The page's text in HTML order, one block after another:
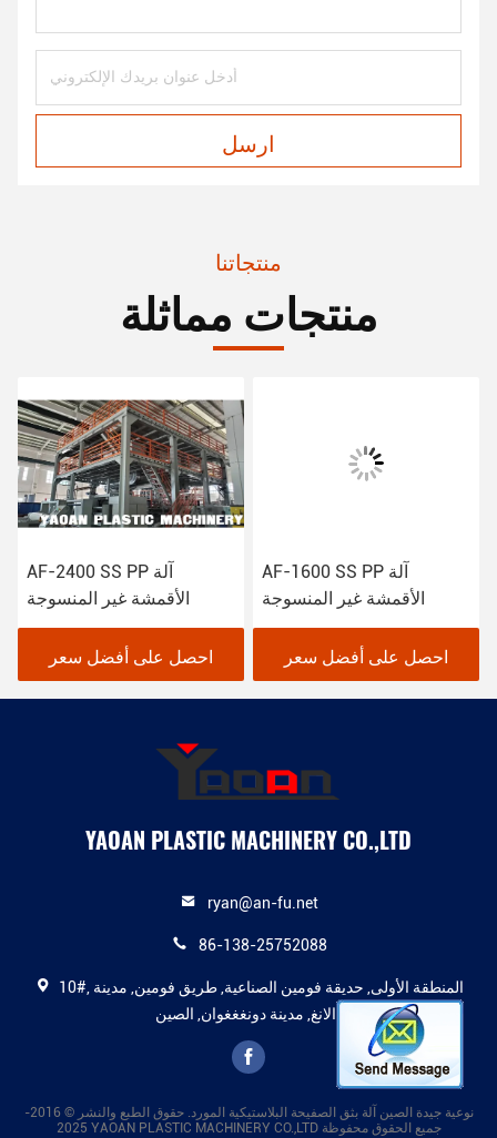
ارسل
منتجاتنا
منتجات مماثلة
AF-2400 SS PP آلة
الأقمشة غير المنسوجة
احصل على أفضل سعر
AF-1600 SS PP آلة
الأقمشة غير المنسوجة
احصل على أفضل سعر
YAOAN PLASTIC MACHINERY CO.,LTD
ryan@an-fu.net
86-138-25752088
10#, المنطقة الأولى, حديقة فومين الصناعية, طريق فومين, مدينة
دالانغ, مدينة دونغغغوان, الصين
نوعية جيدة الصين آلة بثق الصفيحة البلاستيكية المورد. حقوق الطبع والنشر © 2016-
2025 YAOAN PLASTIC MACHINERY CO.,LTD جميع الحقوق محفوظة